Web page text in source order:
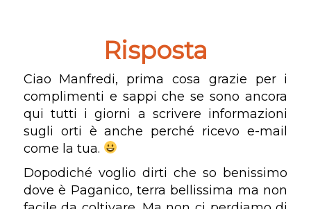
Risposta
Ciao Manfredi, prima cosa grazie per i
complimenti e sappi che se sono ancora
qui tutti i giorni a scrivere informazioni
sugli orti è anche perché ricevo e-mail
come la tua.
Dopodiché voglio dirti che so benissimo
dove è Paganico, terra bellissima ma non